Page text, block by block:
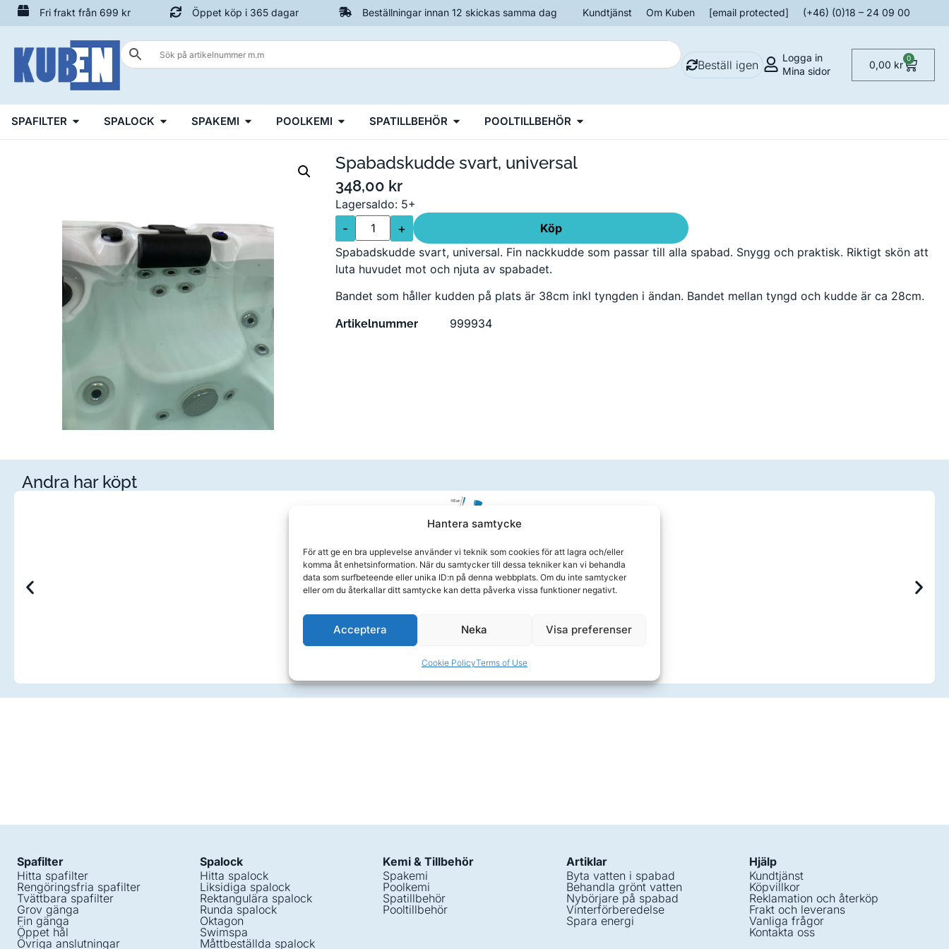
Hantera samtycke
För att ge en bra upplevelse använder vi teknik som cookies för att lagra och/eller
komma åt enhetsinformation. När du samtycker till dessa tekniker kan vi behandla
data som surfbeteende eller unika ID:n på denna webbplats. Om du inte samtycker
eller om du återkallar ditt samtycke kan detta påverka vissa funktioner negativt.
Acceptera Neka Visa preferenser
Cookie PolicyTerms of Use
Fri frakt från 699 kr Öppet köp i 365 dagar Beställningar innan 12 skickas samma dag Kundtjänst Om Kuben [email protected] (+46) (0)18 – 24 09 00
Beställ igen
Logga in
Mina sidor
0,00 kr
0
SPAFILTER SPALOCK SPAKEMI POOLKEMI SPATILLBEHÖR POOLTILLBEHÖR
Spabadskudde svart, universal
348,00 kr
Lagersaldo: 5+
- +
Köp
Spabadskudde svart, universal. Fin nackkudde som passar till alla spabad. Snygg och praktisk. Riktigt skön att
luta huvudet mot och njuta av spabadet.
Bandet som håller kudden på plats är 38cm inkl tyngden i ändan. Bandet mellan tyngd och kudde är ca 28cm.
Artikelnummer 999934
Andra har köpt
Dammsugare för Spa och
Pool – Vakuumsug
Spafilter
Hitta spafilter
Rengöringsfria spafilter
Tvättbara spafilter
Grov gänga
Fin gänga
Öppet hål
Övriga anslutningar
Spalock
Hitta spalock
Liksidiga spalock
Rektangulära spalock
Runda spalock
Oktagon
Swimspa
Måttbeställda spalock
Kemi & Tillbehör
Spakemi
Poolkemi
Spatillbehör
Pooltillbehör
Artiklar
Byta vatten i spabad
Behandla grönt vatten
Nybörjare på spabad
Vinterförberedelse
Spara energi
Hjälp
Kundtjänst
Köpvillkor
Reklamation och återköp
Frakt och leverans
Vanliga frågor
Kontakta oss